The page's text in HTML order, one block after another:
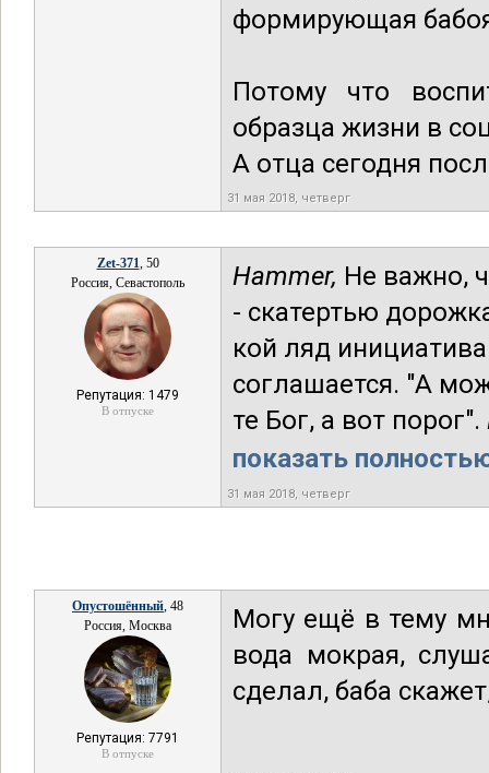
формирующая
Потому что
образца жизни в
А отца сегодня
31 мая 2018, четверг
Zet-371, 50
Россия, Севастополь
Репутация: 1479
В отпуске
Hammer, Не важно,
- скатертью
кой ляд
соглашается. "А
те Бог, а вот порог".
показать
31 мая 2018, четверг
Опустошённый, 48
Россия, Москва
Репутация: 7791
В отпуске
Могу ещё в тему
вода мокрая,
сделал, баба